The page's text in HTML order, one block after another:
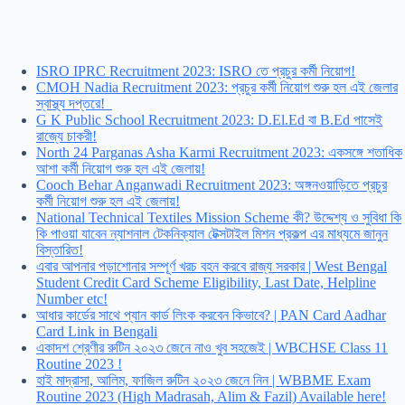
ISRO IPRC Recruitment 2023: ISRO তে প্রচুর কর্মী নিয়োগ!
CMOH Nadia Recruitment 2023: প্রচুর কর্মী নিয়োগ শুরু হল এই জেলার
স্বাস্থ্য দপ্তরে!
G K Public School Recruitment 2023: D.El.Ed বা B.Ed পাসেই
রাজ্যে চাকরী!
North 24 Parganas Asha Karmi Recruitment 2023: একসঙ্গে শতাধিক
আশা কর্মী নিয়োগ শুরু হল এই জেলায়!
Cooch Behar Anganwadi Recruitment 2023: অঙ্গনওয়াড়িতে প্রচুর
কর্মী নিয়োগ শুরু হল এই জেলায়!
National Technical Textiles Mission Scheme কী? উদ্দেশ্য ও সুবিধা কি
কি পাওয়া যাবেন ন্যাশনাল টেকনিক্যাল টেক্সটাইল মিশন প্রকল্প এর মাধ্যমে জানুন
বিস্তারিত!
এবার আপনার পড়াশোনার সম্পূর্ণ খরচ বহন করবে রাজ্য সরকার | West Bengal
Student Credit Card Scheme Eligibility, Last Date, Helpline
Number etc!
আধার কার্ডের সাথে প্যান কার্ড লিংক করবেন কিভাবে? | PAN Card Aadhar
Card Link in Bengali
একাদশ শ্রেণীর রুটিন ২০২৩ জেনে নাও খুব সহজেই | WBCHSE Class 11
Routine 2023 !
হাই মাদ্রাসা, আলিম, ফাজিল রুটিন ২০২৩ জেনে নিন | WBBME Exam
Routine 2023 (High Madrasah, Alim & Fazil) Available here!